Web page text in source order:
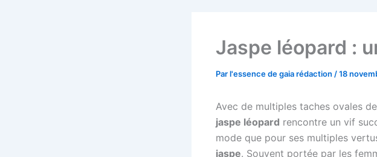
Jaspe léopard :
Parl'essence de gaia rédaction /18
Avec de multiples taches ovales
jaspe léopard rencontre un vif
mode que pour ses multiples
jaspe. Souvent portée par les